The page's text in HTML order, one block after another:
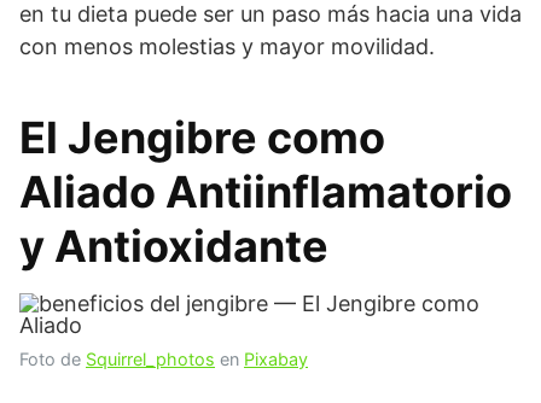
en tu dieta puede ser un paso más hacia una vida
con menos molestias y mayor movilidad.
El Jengibre como
Aliado Antiinflamatorio
y Antioxidante
Foto de Squirrel_photos en Pixabay